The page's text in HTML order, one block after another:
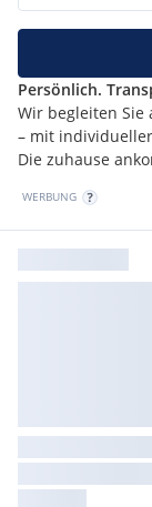
Persönlich.
Wir begleiten Sie
– mit
Die zuhause
WERBUNG